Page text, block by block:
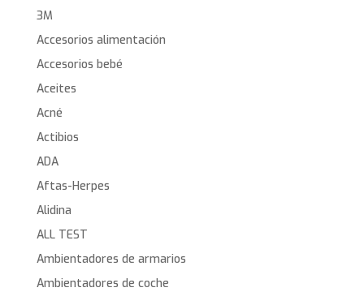
3M
Accesorios alimentación
Accesorios bebé
Aceites
Acné
Actibios
ADA
Aftas-Herpes
Alidina
ALL TEST
Ambientadores de armarios
Ambientadores de coche